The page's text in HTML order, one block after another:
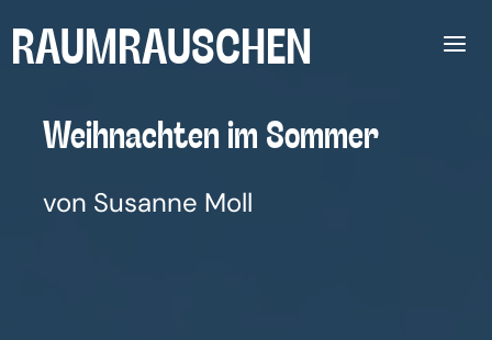
Inhalt
RAUMRAUSCHEN
Weih­nach­ten im Som­mer
von Susanne Moll